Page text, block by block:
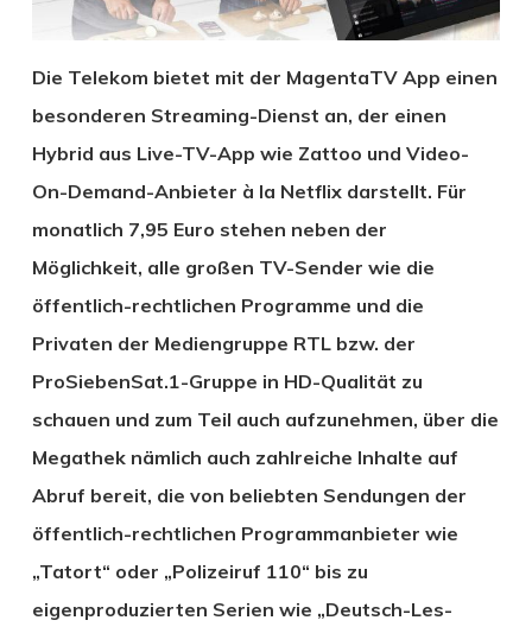
Die Telekom bietet mit der MagentaTV App einen
besonderen Streaming-Dienst an, der einen
Hybrid aus Live-TV-App wie Zattoo und Video-
On-Demand-Anbieter à la Netflix darstellt. Für
monatlich 7,95 Euro stehen neben der
Möglichkeit, alle großen TV-Sender wie die
öffentlich-rechtlichen Programme und die
Privaten der Mediengruppe RTL bzw. der
ProSiebenSat.1-Gruppe in HD-Qualität zu
schauen und zum Teil auch aufzunehmen, über die
Megathek nämlich auch zahlreiche Inhalte auf
Abruf bereit, die von beliebten Sendungen der
öffentlich-rechtlichen Programmanbieter wie
„Tatort“ oder „Polizeiruf 110“ bis zu
eigenproduzierten Serien wie „Deutsch-Les-